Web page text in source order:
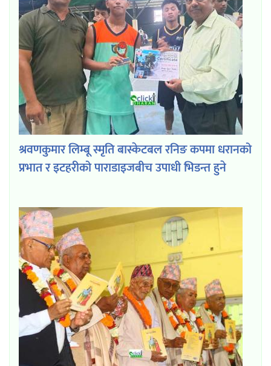
श्रवणकुमार लिम्बू स्मृति बास्केटबल रनिङ कपमा धरानको
प्रभात र इटहरीको पाराडाइजबीच उपाधी भिडन्त हुने